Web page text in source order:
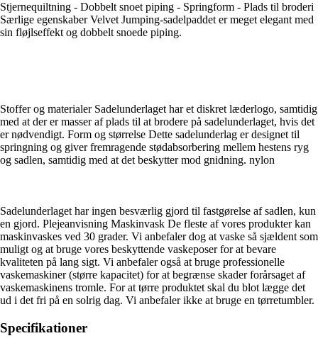
Stjernequiltning - Dobbelt snoet piping - Springform - Plads til broderi
Særlige egenskaber Velvet Jumping-sadelpaddet er meget elegant med
sin fløjlseffekt og dobbelt snoede piping.
Stoffer og materialer Sadelunderlaget har et diskret læderlogo, samtidig
med at der er masser af plads til at brodere på sadelunderlaget, hvis det
er nødvendigt. Form og størrelse Dette sadelunderlag er designet til
springning og giver fremragende stødabsorbering mellem hestens ryg
og sadlen, samtidig med at det beskytter mod gnidning. nylon
Sadelunderlaget har ingen besværlig gjord til fastgørelse af sadlen, kun
en gjord. Plejeanvisning Maskinvask De fleste af vores produkter kan
maskinvaskes ved 30 grader. Vi anbefaler dog at vaske så sjældent som
muligt og at bruge vores beskyttende vaskeposer for at bevare
kvaliteten på lang sigt. Vi anbefaler også at bruge professionelle
vaskemaskiner (større kapacitet) for at begrænse skader forårsaget af
vaskemaskinens tromle. For at tørre produktet skal du blot lægge det
ud i det fri på en solrig dag. Vi anbefaler ikke at bruge en tørretumbler.
Specifikationer